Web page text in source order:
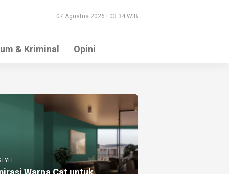
07 Agustus 2026 | 03:34 WIB
& Kriminal Opini